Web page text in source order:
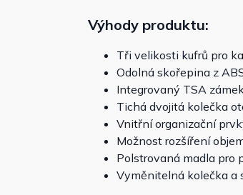
Výhody produktu:
Tři velikosti kufrů pro
Odolná skořepina z
Integrovaný TSA
Tichá dvojitá kolečka
Vnitřní organizační
Možnost rozšíření
Polstrovaná madla pro
Vyměnitelná kolečka a